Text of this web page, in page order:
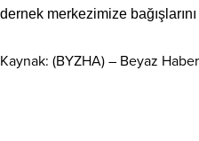
dernek merkezimize
Kaynak: (BYZHA) – Beyaz